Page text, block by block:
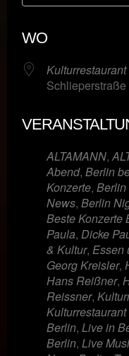
WO
ALTAMANN,
Abend, Berlin
Konzerte,
News, Berlin
Beste Konzerte
Paula, Dicke
& Kultur, Essen
Georg Kreisler,
Hans Reißner,
Reissner,
Berlin, Live in
Berlin, Live